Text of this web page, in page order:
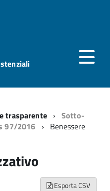
trasparente
Sotto-
97/2016
Benessere
Esporta CSV